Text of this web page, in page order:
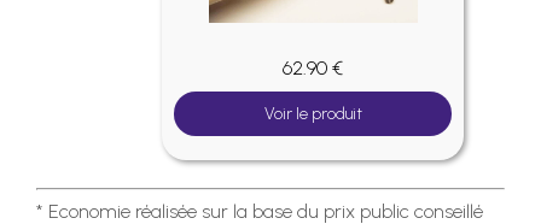
62.90 €
Voir le produit
* Economie réalisée sur la base du prix public conseillé